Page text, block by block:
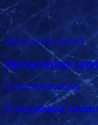
Навигация
по
записям
Предыдущая запись
Предыдущая
Следующая запись
Следующая